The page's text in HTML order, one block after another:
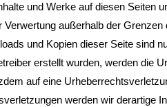
und Werke auf diesen Seiten
außerhalb der
und Kopien dieser Seite sind
erstellt wurden, werden die
auf eine
werden wir derartige